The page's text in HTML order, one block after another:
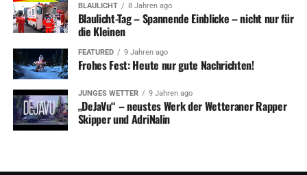
BLAULICHT 8 Jahren ago
Blaulicht-Tag – Spannende Einblicke – nicht nur für
die Kleinen
FEATURED 9 Jahren ago
Frohes Fest: Heute nur gute Nachrichten!
JUNGES WETTER 9 Jahren ago
„DeJaVu“ – neustes Werk der Wetteraner Rapper
Skipper und AdriNalin